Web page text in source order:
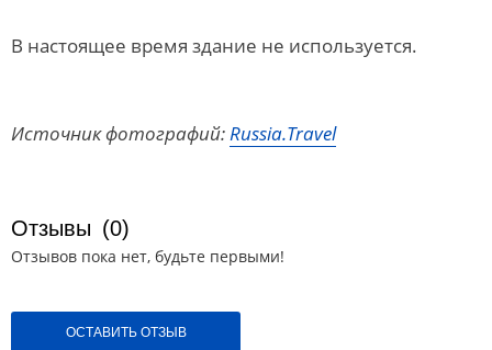
В настоящее время здание не используется.
Источник фотографий:Russia.Travel
Отзывы (0)
Отзывов пока нет, будьте первыми!
ОСТАВИТЬ ОТЗЫВ